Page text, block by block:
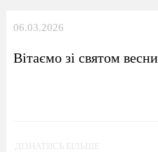
06.03.2026
Вітаємо зі святом
ДІЗНАТИСЬ БІЛЬШЕ